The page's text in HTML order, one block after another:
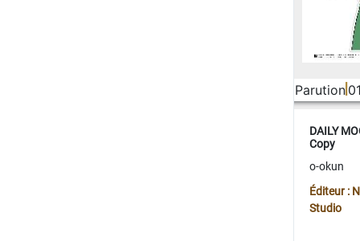
Parution
DAILY
Copy
o-okun
Éditeur :
Studio